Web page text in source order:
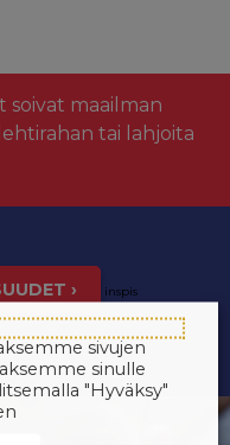
maailman
tai lahjoita
› inspis
sivujen
sinulle
"Hyväksy"